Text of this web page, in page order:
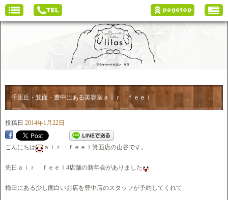
千里丘・箕面・豊中にある美容室ａｉｒ ｆｅｅｌ
投稿日 2014年1月22日
こんにちは ａｉｒ ｆｅｅｌ箕面店の山谷です。
先日ａｉｒ ｆｅｅｌ4店舗の新年会がありました
梅田にある少し面白いお店を豊中店のスタッフが予約してくれて